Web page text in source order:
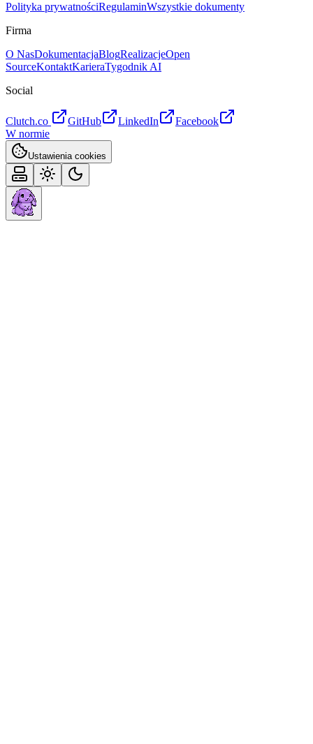
Polityka prywatnościRegulaminWszystkie dokumenty
Firma
O NasDokumentacjaBlogRealizacjeOpen
SourceKontaktKarieraTygodnik AI
Social
Clutch.co GitHub LinkedIn
Facebook
W normie
Ustawienia cookies